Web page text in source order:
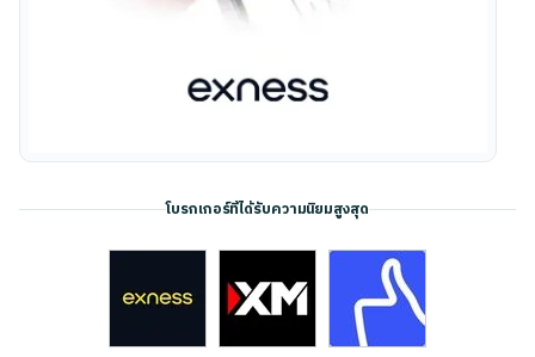
โบรกเกอร์ที่ได้รับความนิยมสูงสุด